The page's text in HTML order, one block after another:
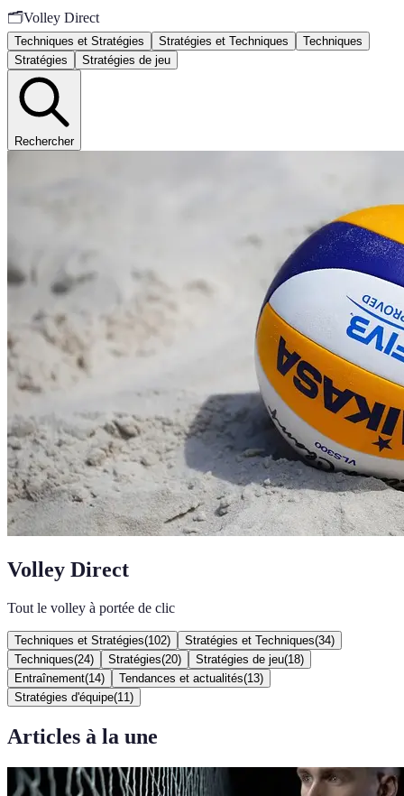
🗂️Volley Direct
Techniques et Stratégies Stratégies et Techniques
Techniques
Stratégies
Stratégies de jeu
Rechercher
Volley Direct
Tout le volley à portée de clic
Techniques et Stratégies(102) Stratégies et Techniques(34)
Techniques(24) Stratégies(20) Stratégies de jeu(18)
Entraînement(14) Tendances et actualités(13)
Stratégies d'équipe(11 )
Articles à la une